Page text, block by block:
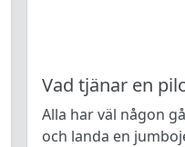
Vad tjänar en
Alla har väl någon
och landa en